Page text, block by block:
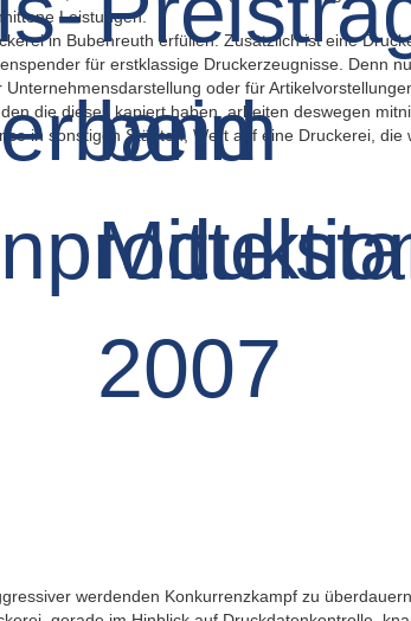
Leistungen.
in Bubenreuth erfüllen. Zusätzlich ist eine
für erstklassige Druckerzeugnisse. Denn
oder für
die dieses kapiert haben, arbeiten deswegen
in sonstigen Städten, Wert auf eine Druckerei,
werdenden Konkurrenzkampf zu